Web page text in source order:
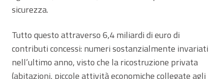
sicurezza.
Tutto questo attraverso 6,4 miliardi di euro di
contributi concessi: numeri sostanzialmente invariati
nell’ultimo anno, visto che la ricostruzione privata
(abitazioni, piccole attività economiche collegate agli